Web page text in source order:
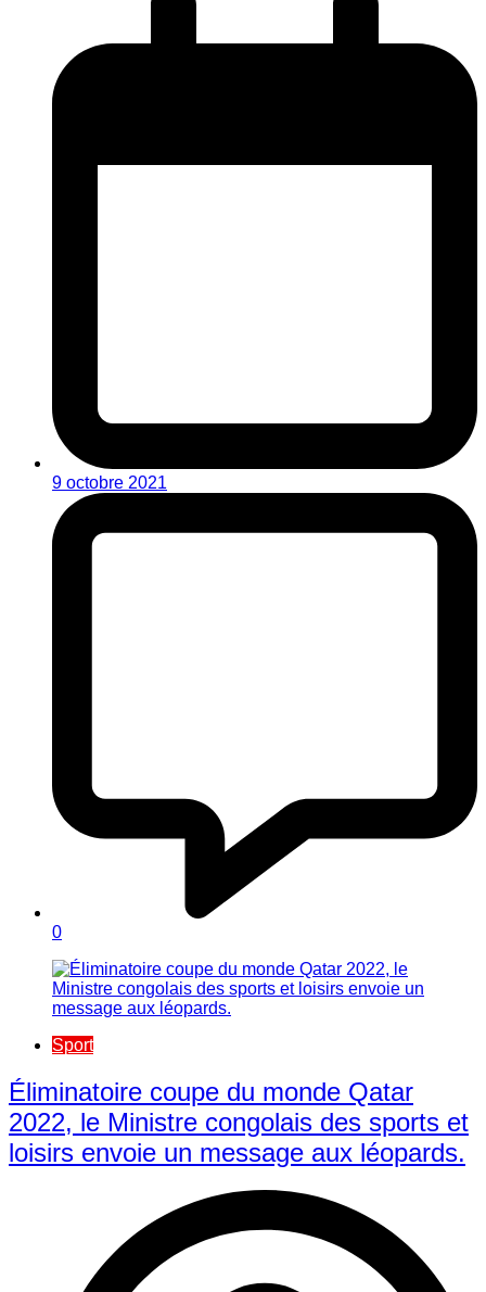
9 octobre 2021
0
Sport
Éliminatoire coupe du monde Qatar
2022, le Ministre congolais des sports et
loisirs envoie un message aux léopards.